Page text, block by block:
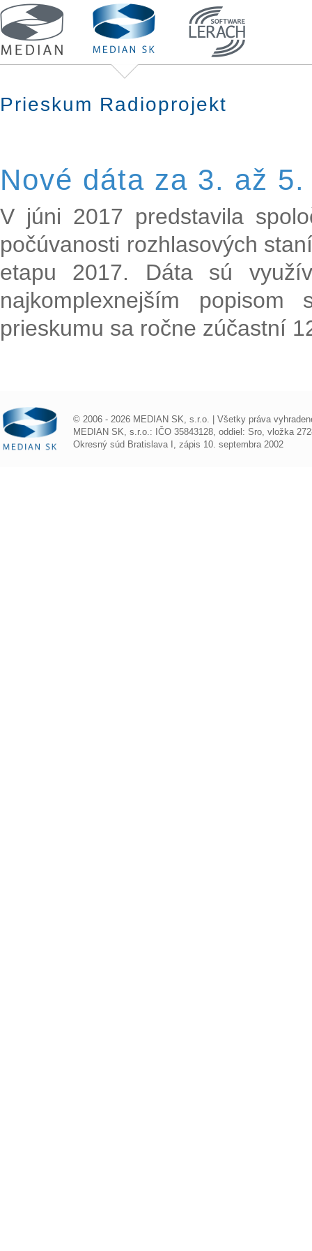
Prieskum Radioprojekt
Nové dáta za 3. až
V júni 2017 predstavila
počúvanosti rozhlasových
etapu 2017. Dáta sú
najkomplexnejším popisom
prieskumu sa ročne zúčastní
© 2006 - 2026 MEDIAN SK, s.r.o. | Všetky práva
MEDIAN SK, s.r.o.: IČO 35843128, oddiel: Sro, vložka
Okresný súd Bratislava I, zápis 10. septembra 2002